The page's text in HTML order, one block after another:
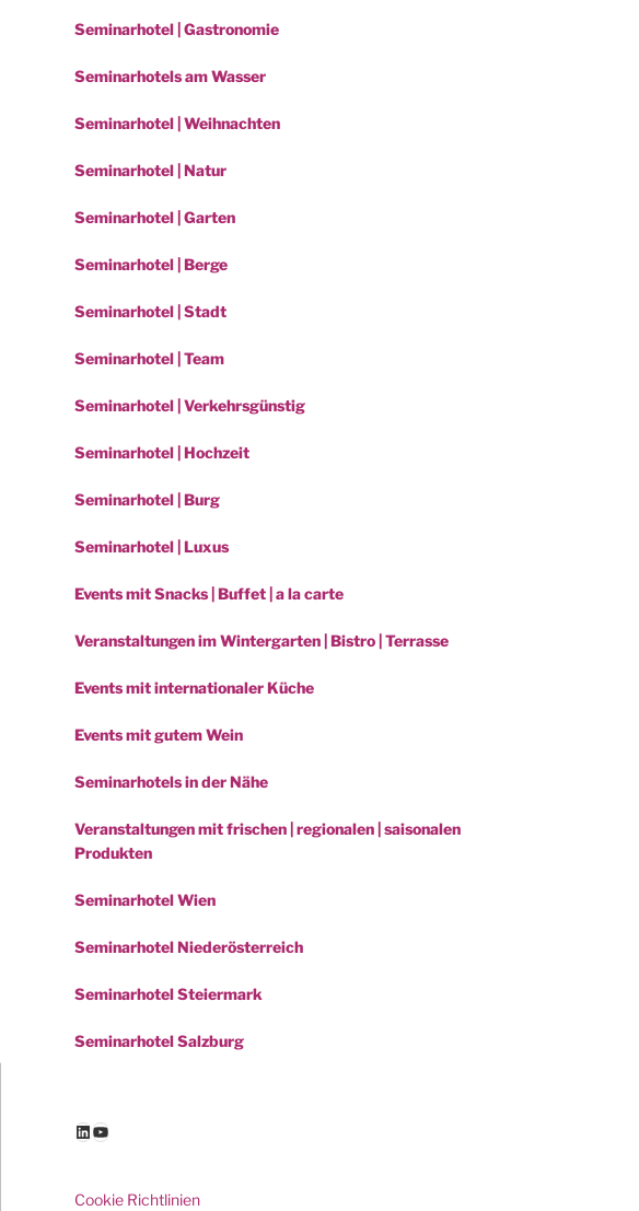
Seminarhotel | Gastronomie
Seminarhotels am Wasser
Seminarhotel | Weihnachten
Seminarhotel | Natur
Seminarhotel | Garten
Seminarhotel | Berge
Seminarhotel | Stadt
Seminarhotel | Team
Seminarhotel | Verkehrsgünstig
Seminarhotel | Hochzeit
Seminarhotel | Burg
Seminarhotel | Luxus
Events mit Snacks | Buffet | a la carte
Veranstaltungen im Wintergarten | Bistro | Terrasse
Events mit internationaler Küche
Events mit gutem Wein
Seminarhotels in der Nähe
Veranstaltungen mit frischen | regionalen | saisonalen
Produkten
Seminarhotel Wien
Seminarhotel Niederösterreich
Seminarhotel Steiermark
Seminarhotel Salzburg
LinkedIn
YouTube
Cookie Richtlinien